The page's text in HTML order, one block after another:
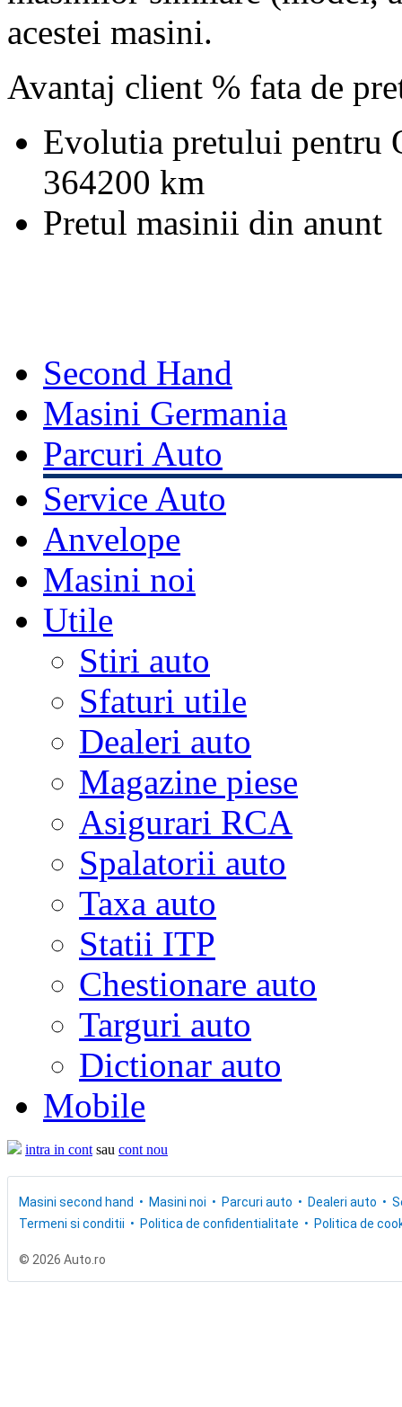
acestei masini.
Avantaj client % fata de
Evolutia pretului pentru
364200 km
Pretul masinii din anunt
Second Hand
Masini Germania
Parcuri Auto
Service Auto
Anvelope
Masini noi
Utile
Stiri auto
Sfaturi utile
Dealeri auto
Magazine piese
Asigurari RCA
Spalatorii auto
Taxa auto
Statii ITP
Chestionare auto
Targuri auto
Dictionar auto
Mobile
intra in cont sau cont nou
Masini second hand Masini noi Parcuri auto Dealeri auto
Termeni si conditii
Politica de confidentialitate Politica de
© 2026 Auto.ro